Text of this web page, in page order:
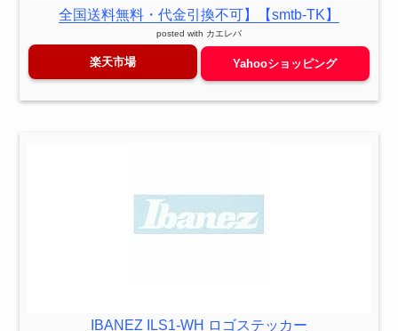
全国送料無料・代金引換不可】【smtb-TK】
posted with カエレバ
楽天市場 Yahooショッピング
IBANEZ ILS1-WH ロゴステッカー